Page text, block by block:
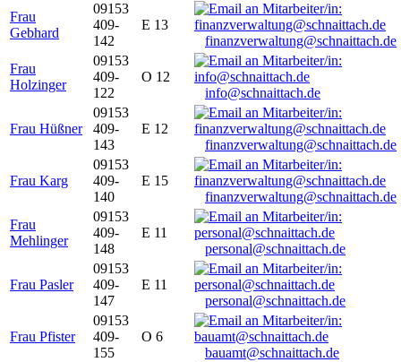
Frau
Gebhard
09153
409-
142
E 13
finanzverwaltung@schnaittach.de
Frau
Holzinger
09153
409-
122
O 12
info@schnaittach.de
Frau Hüßner
09153
409-
143
E 12
finanzverwaltung@schnaittach.de
Frau Karg
09153
409-
140
E 15
finanzverwaltung@schnaittach.de
Frau
Mehlinger
09153
409-
148
E 11
personal@schnaittach.de
Frau Pasler
09153
409-
147
E 11
personal@schnaittach.de
Frau Pfister
09153
409-
155
O 6
bauamt@schnaittach.de